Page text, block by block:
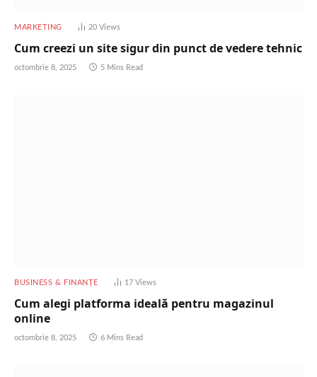
MARKETING 20 Views
Cum creezi un site sigur din punct de vedere tehnic
octombrie 8, 2025 5 Mins Read
BUSINESS & FINANȚE 17 Views
Cum alegi platforma ideală pentru magazinul
online
octombrie 8, 2025 6 Mins Read